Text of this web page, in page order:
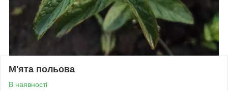
М'ята польова
В наявності